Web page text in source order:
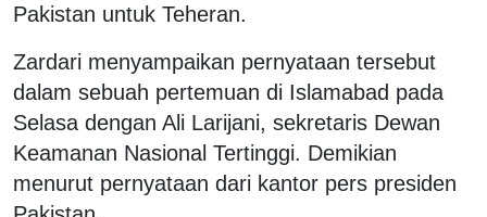
Pakistan untuk Teheran.
Zardari menyampaikan pernyataan tersebut
dalam sebuah pertemuan di Islamabad pada
Selasa dengan Ali Larijani, sekretaris Dewan
Keamanan Nasional Tertinggi. Demikian
menurut pernyataan dari kantor pers presiden